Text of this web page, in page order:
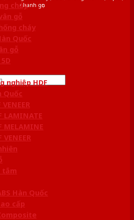
nhanh gọn
cháy
gỗ
cháy
Quốc
gỗ
nghiệp HDF
Quốc
LAMINATE
MELAMINE
tắm
Hàn Quốc
cấp